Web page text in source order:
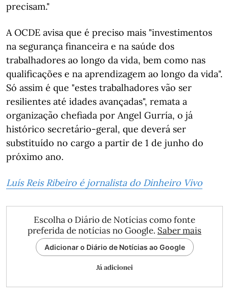
precisam."
A OCDE avisa que é preciso mais "investimentos
na segurança financeira e na saúde dos
trabalhadores ao longo da vida, bem como nas
qualificações e na aprendizagem ao longo da vida".
Só assim é que "estes trabalhadores vão ser
resilientes até idades avançadas", remata a
organização chefiada por Angel Gurría, o já
histórico secretário-geral, que deverá ser
substituído no cargo a partir de 1 de junho do
próximo ano.
Luís Reis Ribeiro é jornalista do Dinheiro Vivo
Escolha o Diário de Notícias como fonte
preferida de notícias no Google. Saber mais
Adicionar o Diário de Notícias ao Google
Já adicionei